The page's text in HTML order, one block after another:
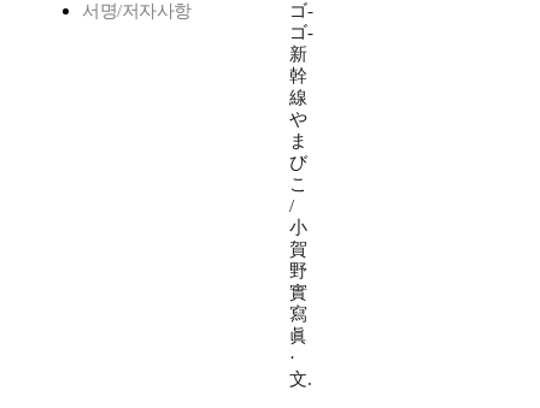
서명/저자사항
ゴ-
ゴ-
新
幹
線
や
ま
び
こ
/
小
賀
野
實
寫
眞
·
文.